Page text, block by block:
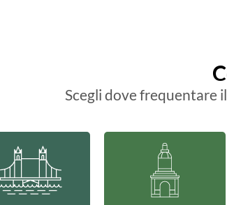
Scegli dove frequentare